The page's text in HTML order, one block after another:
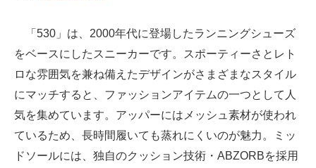
「530」は、2000年代に登場したランニングシューズ
をベースにしたスニーカーです。スポーティーさとレト
ロな雰囲気を兼ね備えたデザインがさまざまなスタイル
にマッチすると、ファッションアイテムの一つとして人
気を集めています。アッパーにはメッシュ素材が使われ
ているため、長時間履いても蒸れにくいのが魅力。ミッ
ドソールには、独自のクッション技術・ABZORBを採用